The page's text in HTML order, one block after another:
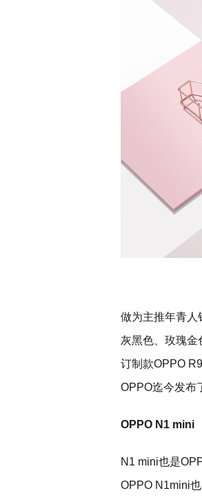
做为主推年青人
灰黑色、玫瑰
订制款OPPO
OPPO迄今发布
OPPO N1 mini
N1 mini也是
OPPO N1mini也